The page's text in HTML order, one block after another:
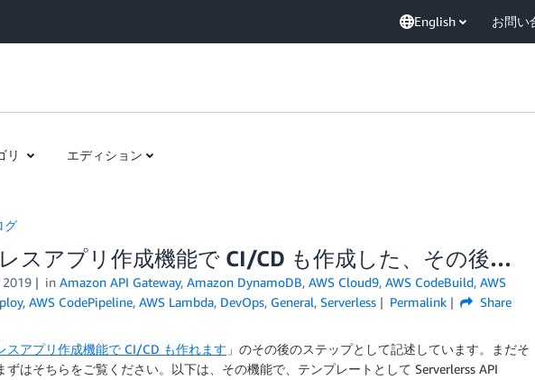
English お問い
リ エディション
グ
スアプリ作成機能で CI/CD も作成した、その後…
2019 in Amazon API Gateway, Amazon DynamoDB, AWS Cloud9, AWS CodeBuild, AWS
, AWS CodePipeline, AWS Lambda, DevOps, General, Serverless Permalink Share
スアプリ作成機能で CI/CD も作れます 」のその後のステップとして記述しています。まだそ
はそちらをご覧ください。以下は、その機能で、テンプレートとして Serverlerss API